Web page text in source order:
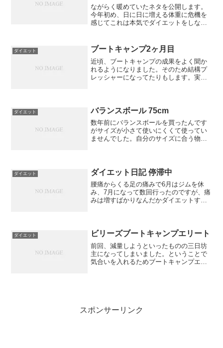
ながらく暖めていたネタを公開します。
今年初め、日に日に増える体重に危機を
感じてこれは本気でダイエットをしない
ところダイエットビューアを見つけまし
た。
ダイエット ブートキャンプ2ヶ月目
近頃、ブートキャンプの成果をよく聞か
れるようになりました。そのため結構プ
レッシャーになってたりもします。実は
がしてます。太ってた...
ダイエット バランスボール 75cm
数年前にバランスボールを買ったんです
がサイズが小さて使いにくくて使ってい
ませんでした。自分のサイズに合う物と
ました。Thera-...
ダイエット ダイエット日記 停滞中
腰痛からくる足の痛みで6月はジムを休
み、7月になって数回行ったのですが、痛
みは増すばかりなんだかダイエットする
を知りたいのですが新し...
ダイエット ビリーズブートキャンプエリート
前回、減量しようといったものの三日坊
主になってしまいました。ということで
気合いを入れるためブートキャンプエリ
スポンサーリンク